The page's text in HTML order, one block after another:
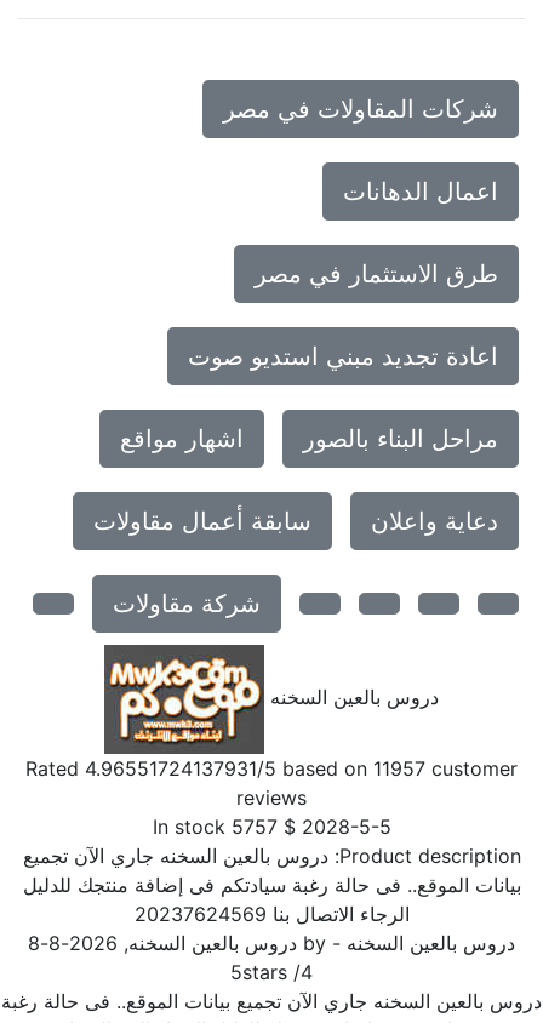
شركات المقاولات في مصر
اعمال الدهانات
طرق الاستثمار في مصر
اعادة تجديد مبني استديو صوت
مراحل البناء بالصور اشهار مواقع
دعاية واعلان سابقة أعمال مقاولات
شركة مقاولات
دروس بالعين السخنه
Rated4.96551724137931 /5 based on11957customer
reviews
2028-5-5
$
5757
In stock
Product description: دروس بالعين السخنه جاري الآن تجميع
بيانات الموقع.. فى حالة رغبة سيادتكم فى إضافة منتجك للدليل
الرجاء الاتصال بنا 20237624569
دروس بالعين السخنه- by دروس بالعين السخنه,
2026-8-8
/
5stars
بالعين السخنه جاري الآن تجميع بيانات الموقع.. فى حالة رغبة